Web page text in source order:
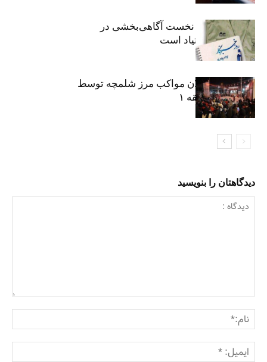
«رسانه» سنگر نخست آگاهی‌بخشی در
پیشگیری از اعتیاد است
نکوداشت فعالان مواکب مرز شلمچه توسط
شهرداری منطقه ۱
دیدگاهتان را بنویسید